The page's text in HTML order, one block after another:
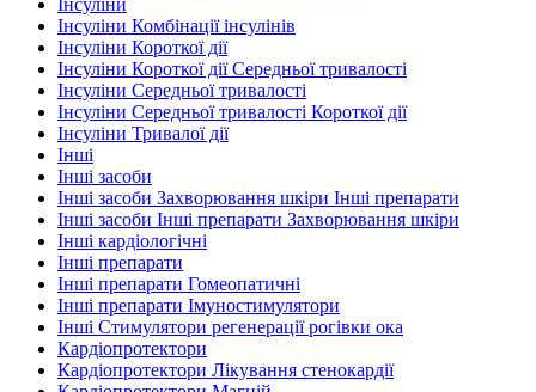
Інсуліни
Інсуліни Комбінації інсулінів
Інсуліни Короткої дії
Інсуліни Короткої дії Середньої тривалості
Інсуліни Середньої тривалості
Інсуліни Середньої тривалості Короткої дії
Інсуліни Тривалої дії
Інші
Інші засоби
Інші засоби Захворювання шкіри Інші препарати
Інші засоби Інші препарати Захворювання шкіри
Інші кардіологічні
Інші препарати
Інші препарати Гомеопатичні
Інші препарати Імуностимулятори
Інші Стимулятори регенерації рогівки ока
Кардіопротектори
Кардіопротектори Лікування стенокардії